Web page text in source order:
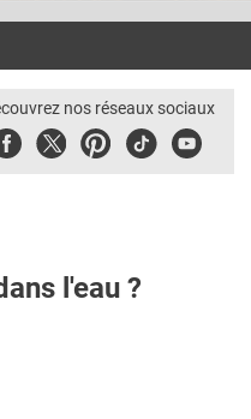
nos réseaux sociaux
TwitterPinterest
TiktokYoubute
l'eau ?